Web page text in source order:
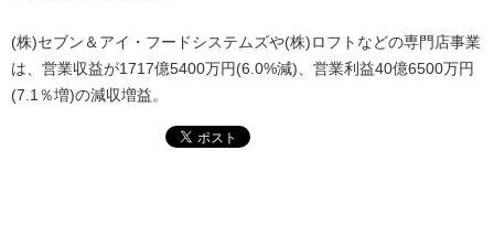
(株)セブン＆アイ・フードシステムズや(株)ロフトなどの専門店事業
は、営業収益が1717億5400万円(6.0%減)、営業利益40億6500万円
(7.1％増)の減収増益。